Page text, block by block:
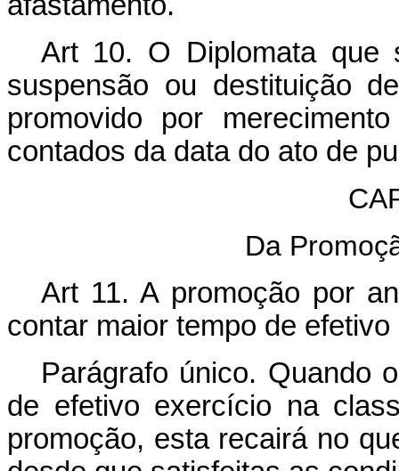
Art 10. O Diplomata que
suspensão ou destituição
promovido por
contados da data do ato de
Da
Art 11. A promoção por
contar maior tempo de
Parágrafo único. Quando
de efetivo exercício na
promoção, esta recairá no